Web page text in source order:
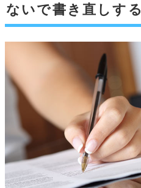
ないで書き直しする